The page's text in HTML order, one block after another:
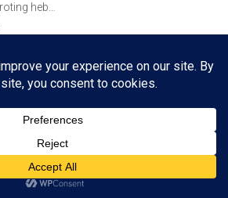
heb…
| Foto's Robbert Baruch tenzij anders vermeld
CONTACT
BOVEN